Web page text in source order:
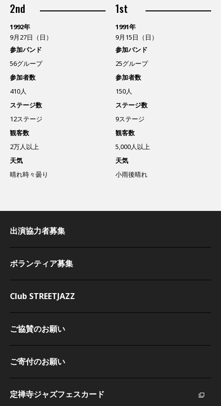
2nd
1992年
9月27日（日）
参加バンド
56グループ
参加者数
410人
ステージ数
12ステージ
観客数
2万人以上
天気
晴れ時々曇り
1st
1991年
9月15日（日）
参加バンド
25グループ
参加者数
150人
ステージ数
9ステージ
観客数
5,000人以上
天気
小雨後晴れ
出演協力者募集
ボランティア募集
Club STREETJAZZ
ご協賛のお願い
ご寄付のお願い
定禅寺ジャズフェスカード